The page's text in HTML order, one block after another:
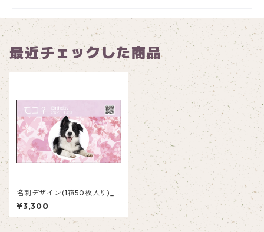
最近チェックした商品
名刺デザイン(1箱50枚入り)_
ピンク_P001
¥3,300